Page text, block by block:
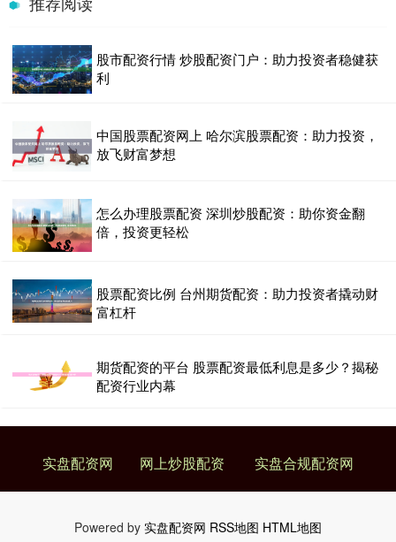
股市配资行情 炒股配资门户：助力投资者稳健获
利
中国股票配资网上 哈尔滨股票配资：助力投资，
放飞财富梦想
怎么办理股票配资 深圳炒股配资：助你资金翻
倍，投资更轻松
股票配资比例 台州期货配资：助力投资者撬动财
富杠杆
期货配资的平台 股票配资最低利息是多少？揭秘
配资行业内幕
实盘配资网 网上炒股配资 实盘合规配资网
Powered by 实盘配资网 RSS地图 HTML地图